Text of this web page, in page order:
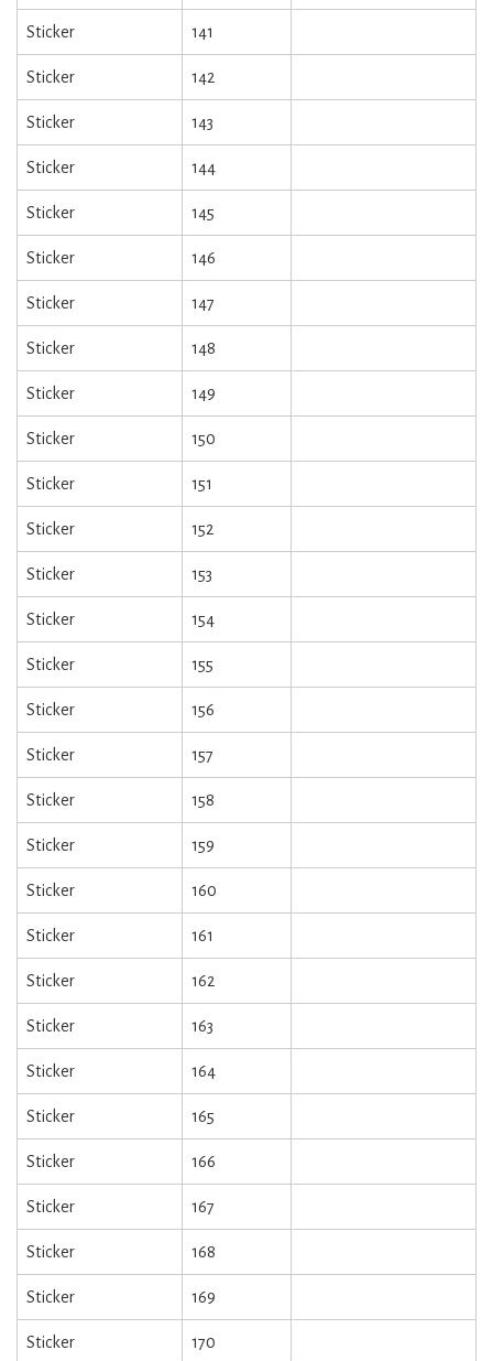
Sticker 141
Sticker 142
Sticker 143
Sticker 144
Sticker 145
Sticker 146
Sticker 147
Sticker 148
Sticker 149
Sticker 150
Sticker 151
Sticker 152
Sticker 153
Sticker 154
Sticker 155
Sticker 156
Sticker 157
Sticker 158
Sticker 159
Sticker 160
Sticker 161
Sticker 162
Sticker 163
Sticker 164
Sticker 165
Sticker 166
Sticker 167
Sticker 168
Sticker 169
Sticker 170